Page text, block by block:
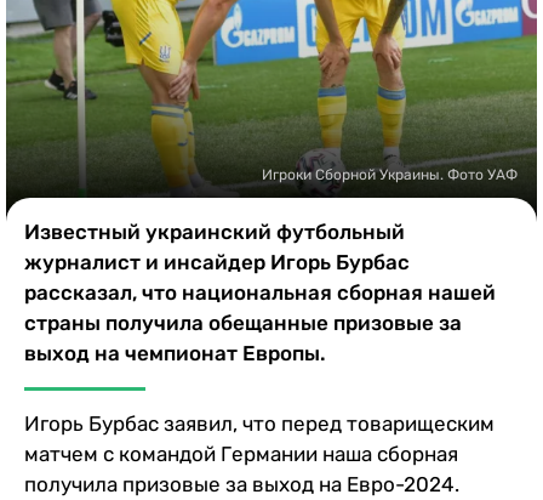
Букмекеры
Казино
Игроки Сборной Украины. Фото УАФ
Известный украинский футбольный
журналист и инсайдер Игорь Бурбас
рассказал, что национальная сборная нашей
страны получила обещанные призовые за
выход на чемпионат Европы.
Игорь Бурбас заявил, что перед товарищеским
матчем с командой Германии наша сборная
получила призовые за выход на Евро-2024.